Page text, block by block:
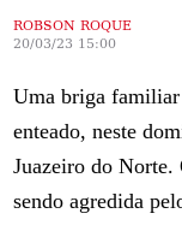
ROBSON ROQUE
20/03/23 15:00
Uma briga
enteado, neste
Juazeiro do Norte.
sendo agredida